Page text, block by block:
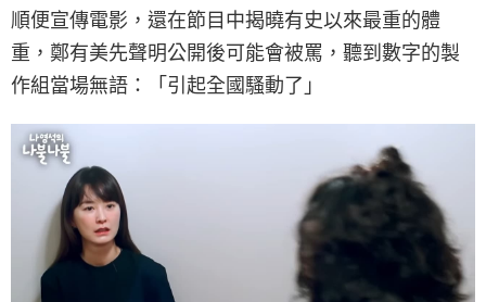
順便宣傳電影，還在節目中揭曉有史以來最重的體
重，鄭有美先聲明公開後可能會被罵，聽到數字的製
作組當場無語：「引起全國騷動了」